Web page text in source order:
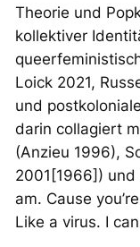
Theorie und
kollektiver
Loick 2021,
und
darin collagiert
(Anzieu 1996),
2001[1966]) und
am. Cause
Like a virus. I